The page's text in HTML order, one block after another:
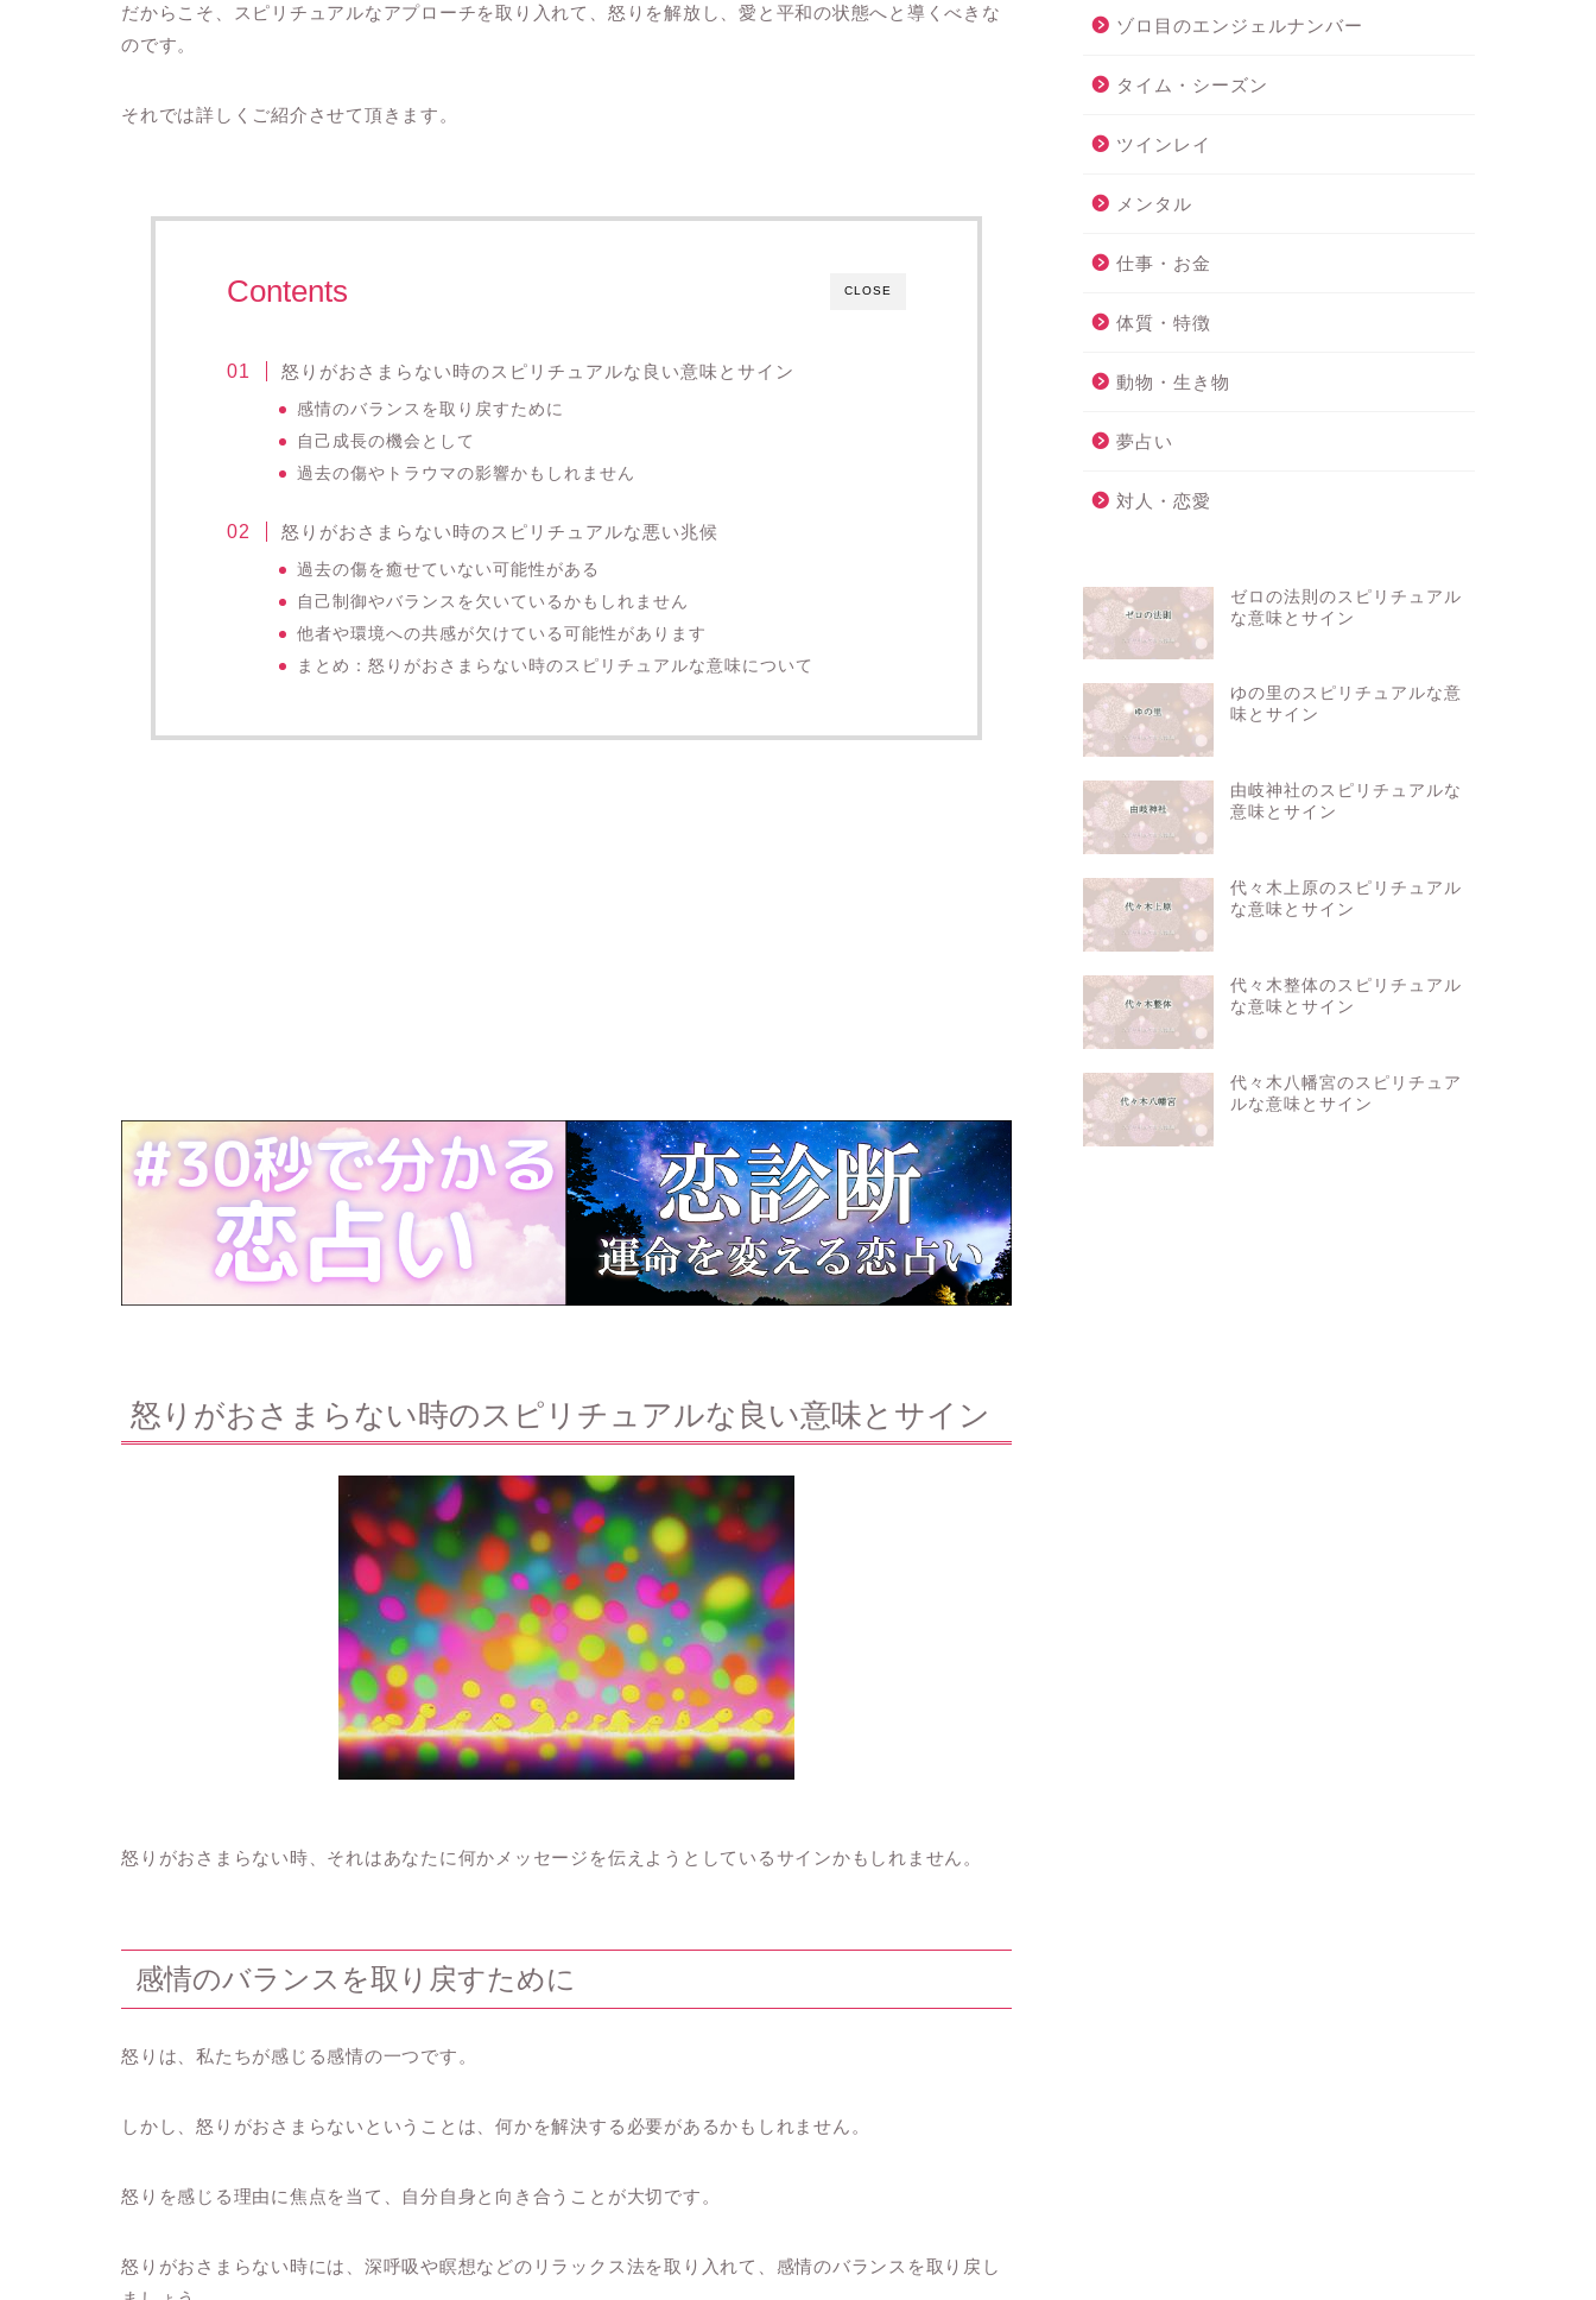
だからこそ、スピリチュアルなアプローチを取り入れて、怒りを解放し、愛と平和の状態へと導くべきな
のです。
それでは詳しくご紹介させて頂きます。
CLOSE
Contents
怒りがおさまらない時のスピリチュアルな良い意味とサイン
感情のバランスを取り戻すために
自己成長の機会として
過去の傷やトラウマの影響かもしれません
怒りがおさまらない時のスピリチュアルな悪い兆候
過去の傷を癒せていない可能性がある
自己制御やバランスを欠いているかもしれません
他者や環境への共感が欠けている可能性があります
まとめ：怒りがおさまらない時のスピリチュアルな意味について
怒りがおさまらない時のスピリチュアルな良い意味とサイン
怒りがおさまらない時、それはあなたに何かメッセージを伝えようとしているサインかもしれません。
感情のバランスを取り戻すために
怒りは、私たちが感じる感情の一つです。
しかし、怒りがおさまらないということは、何かを解決する必要があるかもしれません。
怒りを感じる理由に焦点を当て、自分自身と向き合うことが大切です。
怒りがおさまらない時には、深呼吸や瞑想などのリラックス法を取り入れて、感情のバランスを取り戻し
ゾロ目のエンジェルナンバー
タイム・シーズン
ツインレイ
メンタル
仕事・お金
体質・特徴
動物・生き物
夢占い
対人・恋愛
ゼロの法則のスピリチュアル
な意味とサイン
ゆの里のスピリチュアルな意
味とサイン
由岐神社のスピリチュアルな
意味とサイン
代々木上原のスピリチュアル
な意味とサイン
代々木整体のスピリチュアル
な意味とサイン
代々木八幡宮のスピリチュア
ルな意味とサイン